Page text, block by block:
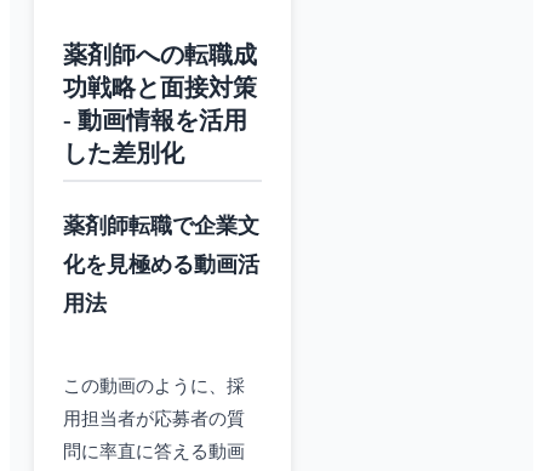
薬剤師への転職成
功戦略と面接対策
- 動画情報を活用
した差別化
薬剤師転職で企業文
化を見極める動画活
用法
この動画のように、採
用担当者が応募者の質
問に率直に答える動画